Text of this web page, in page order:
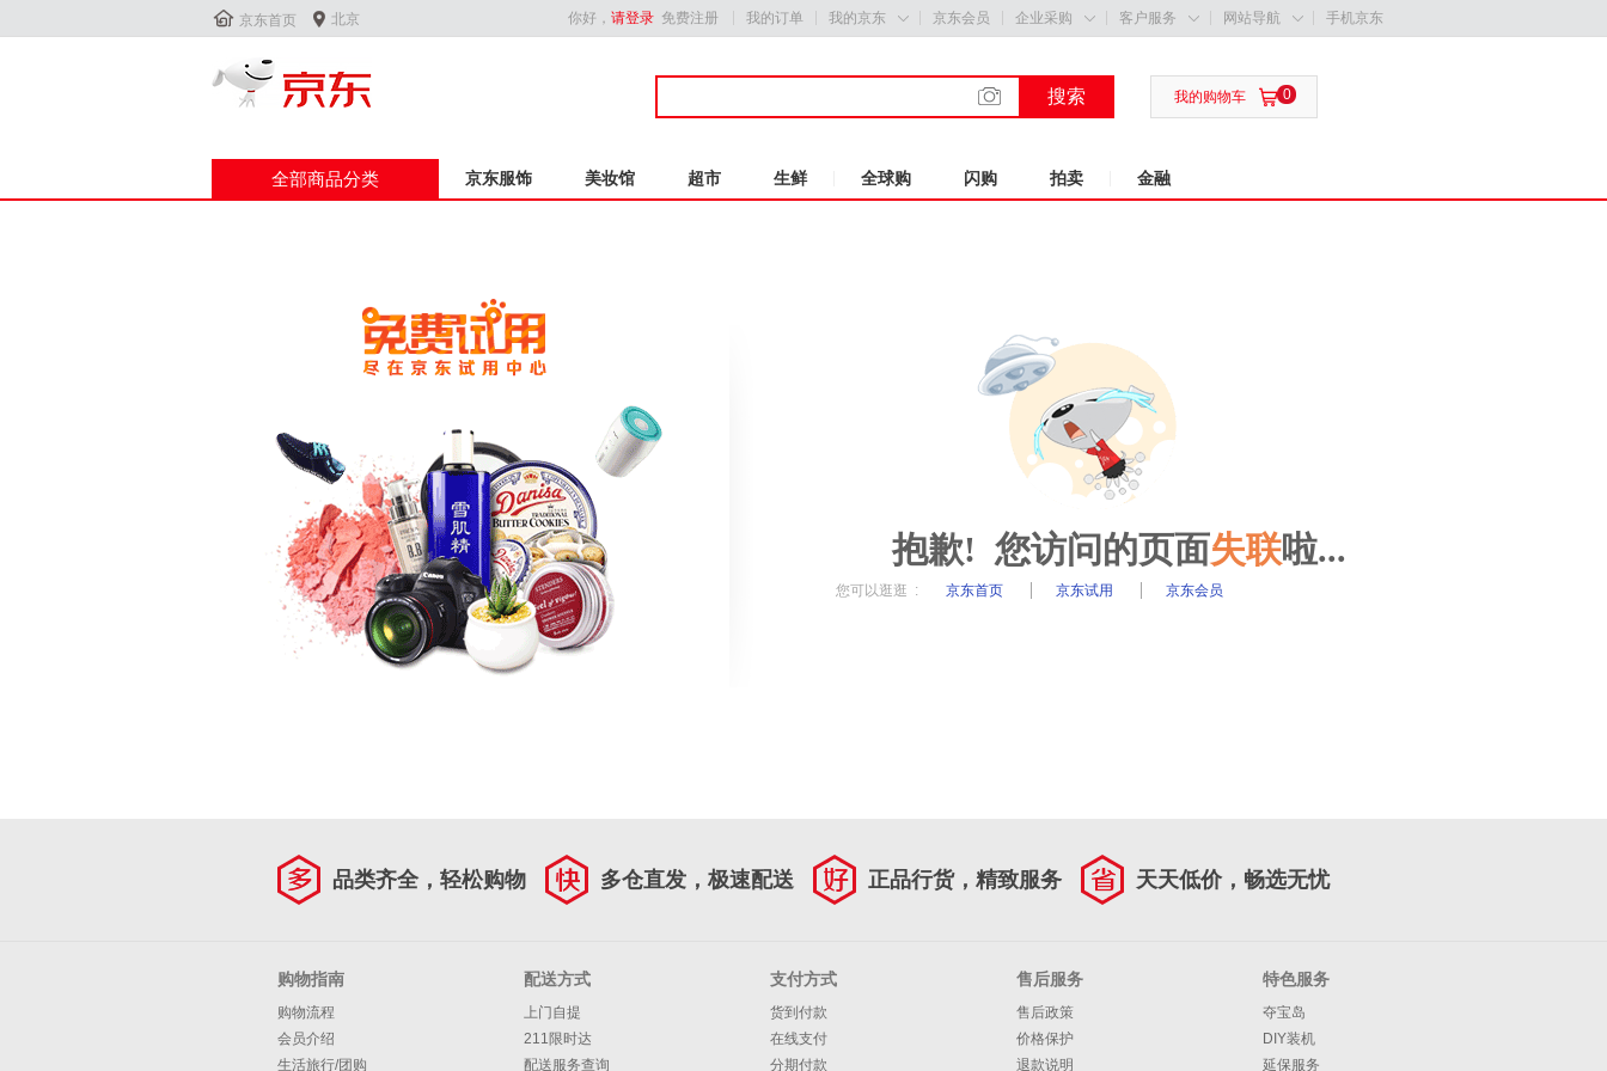
 京东首页  北京 你好， 请登录 免费注册 我的订单 我的京东  京东会员 企业采购  客户服务  网站导航  手机京东
搜索  0
我的购物车
全部商品分类 京东服饰 美妆馆 超市 生鲜 全球购 闪购 拍卖 金融
抱歉! 您访问的页面失联啦...
您可以逛逛 : 京东首页 京东试用 京东会员
品类齐全，轻松购物 多仓直发，极速配送 正品行货，精致服务 天天低价，畅选无忧
购物指南
购物流程
会员介绍
生活旅行/团购
配送方式
上门自提
211限时达
配送服务查询
支付方式
货到付款
在线支付
分期付款
售后服务
售后政策
价格保护
退款说明
特色服务
夺宝岛
DIY装机
延保服务